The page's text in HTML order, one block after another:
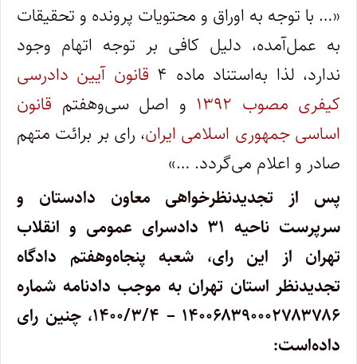
«… با توجه به اوراق و محتویات پرونده و تحقیقات
به عمل‌آمده، دلیل کافی بر توجه اتهام وجود
ندارد، لذا به‌استناد ماده ۴
قانون آیین دادرسی
کیفری مصوب ۱۳۹۲
و اصل سی‌و‌هفتم قانون
اساسی جمهوری اسلامی ایران، رای بر برائت متهم
صادر و اعلام می‌گردد. …»
پس از تجدیدنظرخواهی معاون دادستان و
سرپرست ناحیه ۳۱ دادسرای عمومی و انقلاب
تهران از این رای، شعبه پنجاه‌وهفتم دادگاه
تجدیدنظر استان تهران به موجب دادنامه شماره
۱۴۰۰۶۸۳۹۰۰۰۲۷۸۳۷۸۶ – ۱۴۰۰/۳/۴، چنین رای
داده‌است: